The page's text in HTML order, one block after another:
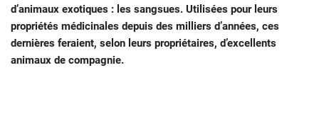
d’animaux exotiques : les sangsues. Utilisées pour leurs
propriétés médicinales depuis des milliers d’années, ces
dernières feraient, selon leurs propriétaires, d’excellents
animaux de compagnie.